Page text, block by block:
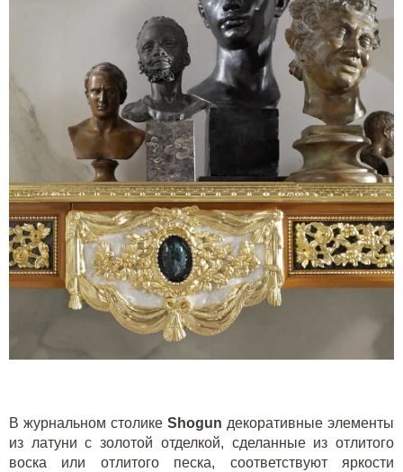
В журнальном столике Shogun декоративные элементы
из латуни с золотой отделкой, сделанные из отлитого
воска или отлитого песка, соответствуют яркости